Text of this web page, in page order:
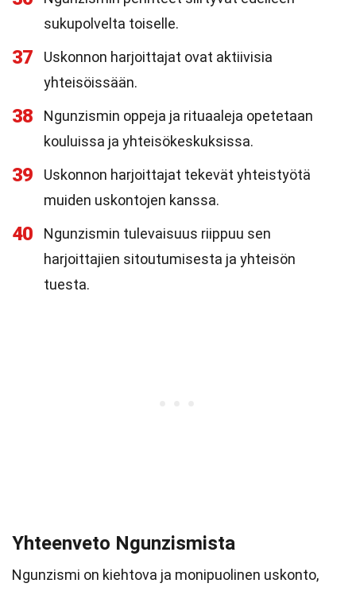
sukupolvelta toiselle.
37
Uskonnon harjoittajat ovat aktiivisia
yhteisöissään.
38
Ngunzismin oppeja ja rituaaleja opetetaan
kouluissa ja yhteisökeskuksissa.
39
Uskonnon harjoittajat tekevät yhteistyötä
muiden uskontojen kanssa.
40
Ngunzismin tulevaisuus riippuu sen
harjoittajien sitoutumisesta ja yhteisön
tuesta.
Yhteenveto Ngunzismista
Ngunzismi on kiehtova ja monipuolinen uskonto,